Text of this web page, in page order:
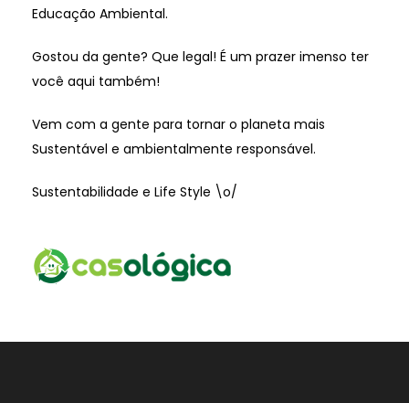
Educação Ambiental.
Gostou da gente? Que legal! É um prazer imenso ter
você aqui também!
Vem com a gente para tornar o planeta mais
Sustentável e ambientalmente responsável.
Sustentabilidade e Life Style \o/